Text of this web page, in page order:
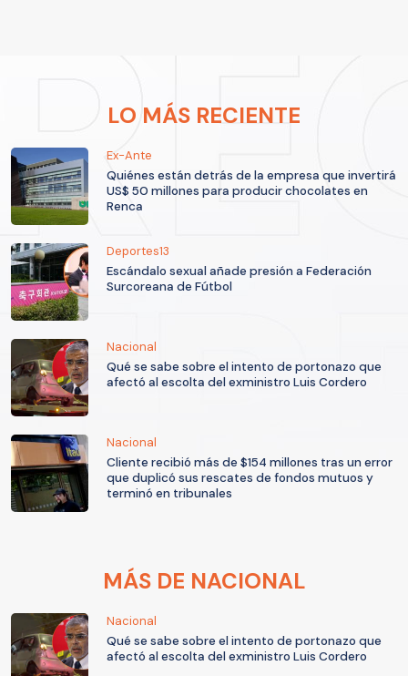
LO MÁS RECIENTE
Ex-Ante
Quiénes están detrás de la empresa que invertirá
US$ 50 millones para producir chocolates en
Renca
Deportes13
Escándalo sexual añade presión a Federación
Surcoreana de Fútbol
Nacional
Qué se sabe sobre el intento de portonazo que
afectó al escolta del exministro Luis Cordero
Nacional
Cliente recibió más de $154 millones tras un error
que duplicó sus rescates de fondos mutuos y
terminó en tribunales
MÁS DE NACIONAL
Nacional
Qué se sabe sobre el intento de portonazo que
afectó al escolta del exministro Luis Cordero